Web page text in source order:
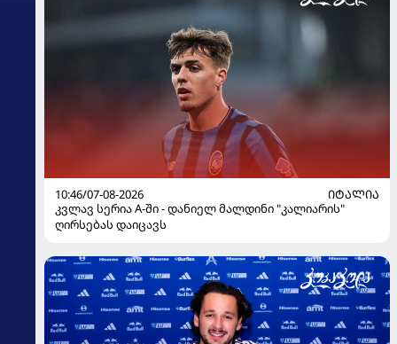
10:46/07-08-2026
ᲘᲢᲐᲚᲘᲐ
კვლავ სერია A-ში - დანიელ მალდინი "კალიარის"
ღირსებას დაიცავს